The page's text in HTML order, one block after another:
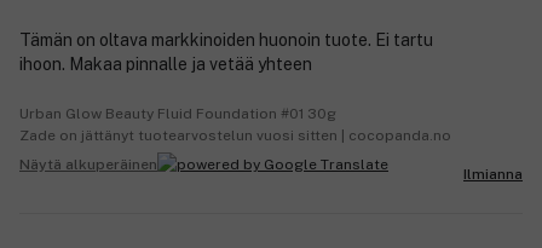
Tämän on oltava markkinoiden huonoin tuote. Ei tartu
ihoon. Makaa pinnalle ja vetää yhteen
Urban Glow Beauty Fluid Foundation #01 30g
Zade on jättänyt tuotearvostelun vuosi sitten | cocopanda.no
Näytä alkuperäinen
Ilmianna